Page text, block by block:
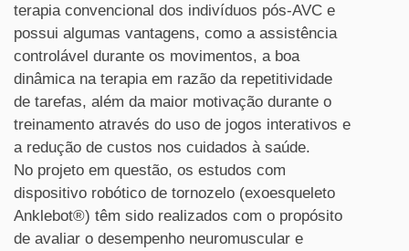
terapia convencional dos indivíduos pós-AVC e
possui algumas vantagens, como a assistência
controlável durante os movimentos, a boa
dinâmica na terapia em razão da repetitividade
de tarefas, além da maior motivação durante o
treinamento através do uso de jogos interativos e
a redução de custos nos cuidados à saúde.
No projeto em questão, os estudos com
dispositivo robótico de tornozelo (exoesqueleto
Anklebot®) têm sido realizados com o propósito
de avaliar o desempenho neuromuscular e